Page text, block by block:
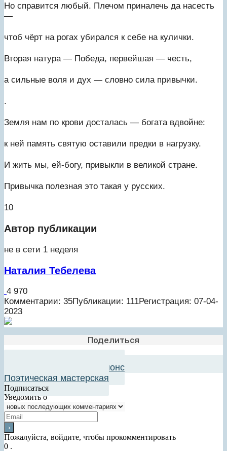
Но справится любый. Плечом приналечь да насесть
—
чтоб чёрт на рогах убирался к себе на кулички.
Вторая натура — Победа, первейшая — честь,
а сильные воля и дух — словно сила привычки.
.
Земля нам по крови досталась — богата вдвойне:
к ней память святую оставили предки в нагрузку.
И жить мы, ей-богу, привыкли в великой стране.
Привычка полезная это такая у русских.
10
Автор публикации
не в сети 1 неделя
Наталия Тебелева
4 970
Комментарии: 35Публикации: 111Регистрация: 07-04-
2023
Поделиться
Добавить в авторский анонс
Поэтическая мастерская
Подписаться
Уведомить о
Пожалуйста, войдите, чтобы прокомментировать
0 .